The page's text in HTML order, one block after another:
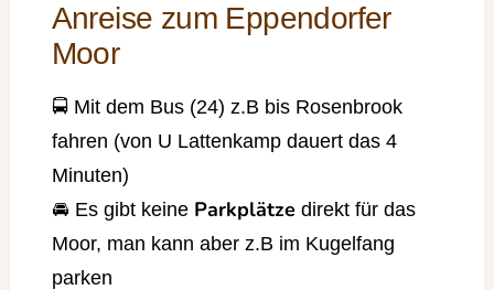
Anreise zum Eppendorfer
Moor
🚍 Mit dem Bus (24) z.B bis Rosenbrook
fahren (von U Lattenkamp dauert das 4
Minuten)
🚘 Es gibt keine Parkplätze direkt für das
Moor, man kann aber z.B im Kugelfang
parken